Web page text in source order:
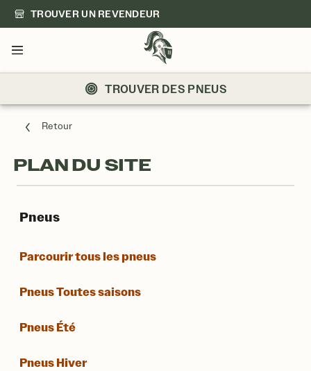
TROUVER UN REVENDEUR
Menu
TROUVER DES PNEUS
Retour
PLAN DU SITE
Pneus
Parcourir tous les pneus
Pneus Toutes saisons
Pneus Été
Pneus Hiver